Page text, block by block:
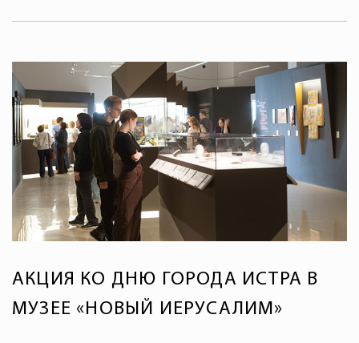
АКЦИЯ КО ДНЮ ГОРОДА ИСТРА В
МУЗЕЕ «НОВЫЙ ИЕРУСАЛИМ»